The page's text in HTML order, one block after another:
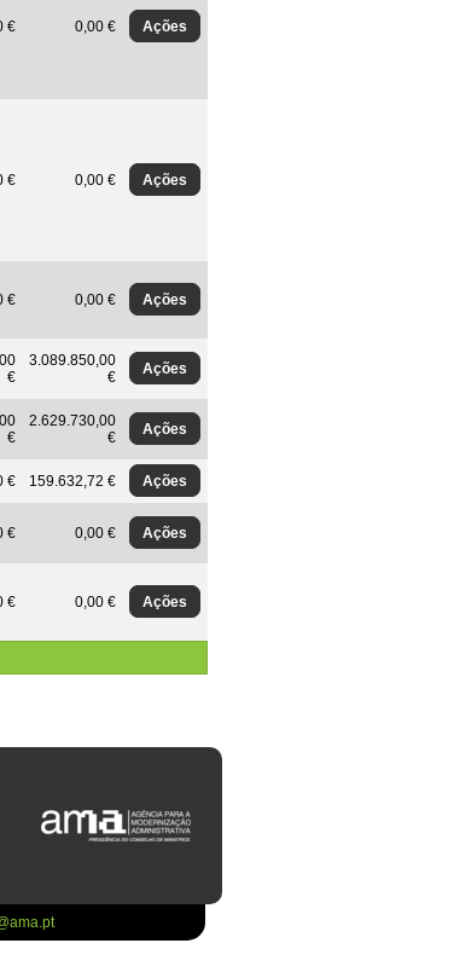
€ 0,00 € Ações
€ 0,00 € Ações
€ 0,00 € Ações
€
3.089.850,00
€
Ações
€
2.629.730,00
€
Ações
€ 159.632,72 € Ações
€ 0,00 € Ações
€ 0,00 € Ações